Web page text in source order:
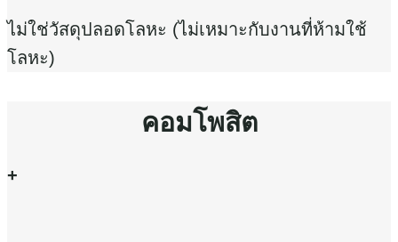
ไม่ใช่วัสดุปลอดโลหะ (ไม่เหมาะกับงานที่ห้ามใช้
โลหะ)
คอมโพสิต
+